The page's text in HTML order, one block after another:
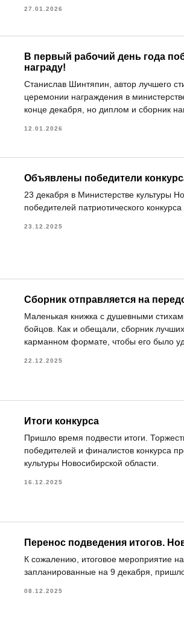
27.01.2026
В первый рабочий день года
награду!
Станислав Шинтяпин, автор лучшего
церемонии награждения в
конце декабря, но диплом и сборник
12.01.2026
Объявлены победители
23 декабря в Министерстве культуры
победителей патриотического
23.12.2025
Сборник отправляется на
Маленькая книжка с душевными
бойцов. Как и обещали, сборник
карманном формате, чтобы его было
22.12.2025
Итоги конкурса
Пришло время подвести итоги.
победителей и финалистов конкурса
культуры Новосибирской области.
16.12.2025
Перенос подведения итогов.
К сожалению, итоговое мероприятие
запланированные на 9 декабря,
08.12.2025